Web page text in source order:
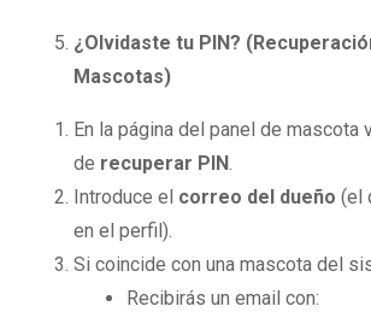
¿Olvidaste tu PIN?
Mascotas)
En la página del panel de mascota
de recuperar PIN.
Introduce el correo del dueño (el
en el perfil).
Si coincide con una mascota del
Recibirás un email con: